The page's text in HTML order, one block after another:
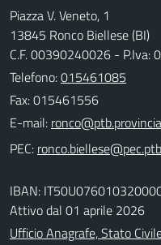
Piazza V. Veneto, 1
13845 Ronco Biellese (BI)
C.F. 00390240026 - P.Iva:
Telefono:015461085
Fax: 015461556
E-mail:
PEC:
IBAN:
Attivo dal 01 aprile 2026
Ufficio Anagrafe, Stato